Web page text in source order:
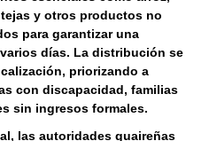
y otros productos no
para garantizar una
días. La distribución se
priorizando a
con discapacidad, familias
sin ingresos formales.
las autoridades guaireñas